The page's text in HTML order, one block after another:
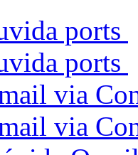
ports
ports
via
via